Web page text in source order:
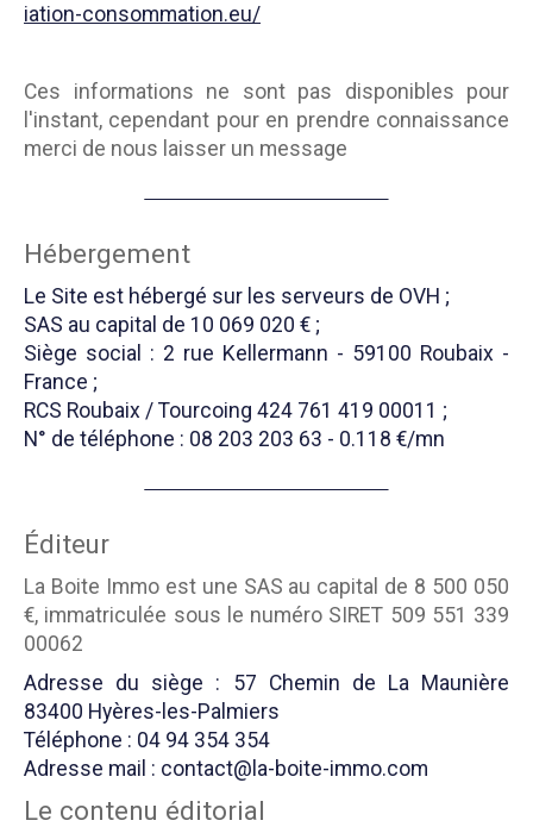
iation-consommation.eu/
Ces informations ne sont pas disponibles pour
l'instant, cependant pour en prendre connaissance
merci de nous laisser un message
Hébergement
Le Site est hébergé sur les serveurs de OVH ;
SAS au capital de 10 069 020 € ;
Siège social : 2 rue Kellermann - 59100 Roubaix -
France ;
RCS Roubaix / Tourcoing 424 761 419 00011 ;
N° de téléphone : 08 203 203 63 - 0.118 €/mn
Éditeur
La Boite Immo est une SAS au capital de 8 500 050
€, immatriculée sous le numéro SIRET 509 551 339
00062
Adresse du siège : 57 Chemin de La Maunière
83400 Hyères-les-Palmiers
Téléphone : 04 94 354 354
Adresse mail : contact@la-boite-immo.com
Le contenu éditorial